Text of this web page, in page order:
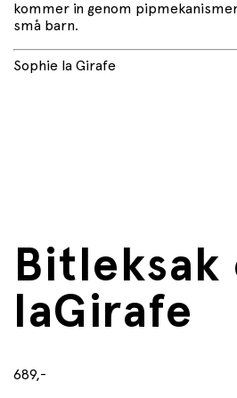
kommer in genom
små barn.
Sophie la Girafe
laGirafe
689,-